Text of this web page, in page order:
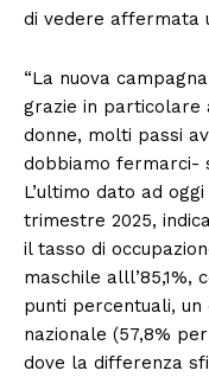
di vedere affermata
“La nuova
grazie in
donne, molti passi
dobbiamo fermarci-
L’ultimo dato ad
trimestre 2025,
il tasso di
maschile alll’85,1%,
punti percentuali,
nazionale (57,8%
dove la differenza